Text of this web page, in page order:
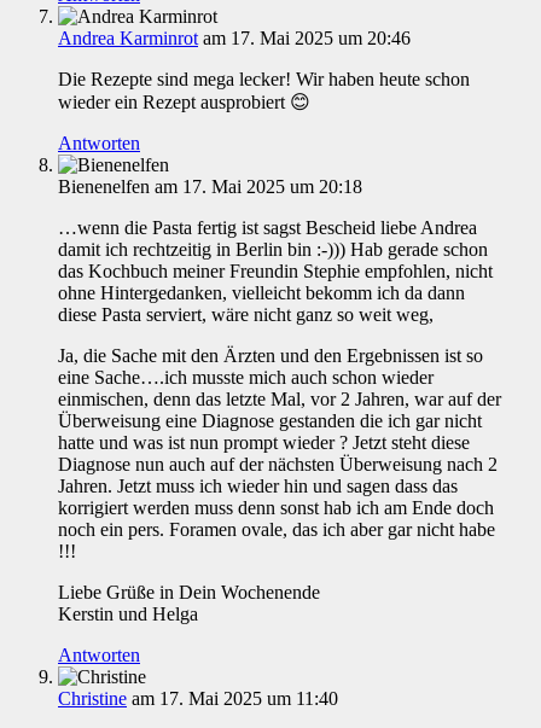
Andrea Karminrot am 17. Mai 2025 um 20:46
Die Rezepte sind mega lecker! Wir haben heute schon
wieder ein Rezept ausprobiert 😊
Antworten
Bienenelfen am 17. Mai 2025 um 20:18
…wenn die Pasta fertig ist sagst Bescheid liebe Andrea
damit ich rechtzeitig in Berlin bin :-))) Hab gerade schon
das Kochbuch meiner Freundin Stephie empfohlen, nicht
ohne Hintergedanken, vielleicht bekomm ich da dann
diese Pasta serviert, wäre nicht ganz so weit weg,
Ja, die Sache mit den Ärzten und den Ergebnissen ist so
eine Sache….ich musste mich auch schon wieder
einmischen, denn das letzte Mal, vor 2 Jahren, war auf der
Überweisung eine Diagnose gestanden die ich gar nicht
hatte und was ist nun prompt wieder ? Jetzt steht diese
Diagnose nun auch auf der nächsten Überweisung nach 2
Jahren. Jetzt muss ich wieder hin und sagen dass das
korrigiert werden muss denn sonst hab ich am Ende doch
noch ein pers. Foramen ovale, das ich aber gar nicht habe
!!!
Liebe Grüße in Dein Wochenende
Kerstin und Helga
Antworten
Christine am 17. Mai 2025 um 11:40